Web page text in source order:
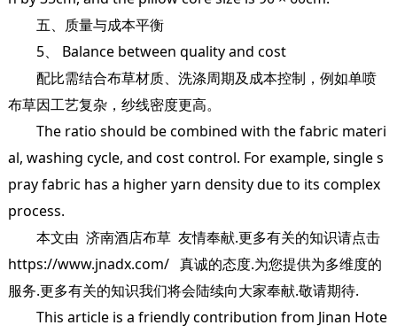
五、质量与成本平衡
5、 Balance between quality and cost
配比需结合布草材质、洗涤周期及成本控制，例如单喷
布草因工艺复杂，纱线密度更高。
The ratio should be combined with the fabric materi
al, washing cycle, and cost control. For example, single s
pray fabric has a higher yarn density due to its complex
process.
本文由 济南酒店布草友情奉献.更多有关的知识请点击
https://www.jnadx.com/真诚的态度.为您提供为多维度的
服务.更多有关的知识我们将会陆续向大家奉献.敬请期待.
This article is a friendly contribution from Jinan Hote